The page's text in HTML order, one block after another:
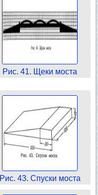
Рис. 41. Щеки моста
Рис. 43. Спуски моста